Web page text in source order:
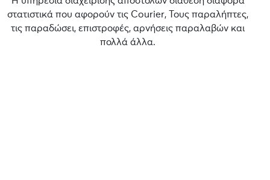
στατιστικά που αφορούν τις Courier, Τους παραλήπτες,
τις παραδώσει, επιστροφές, αρνήσεις παραλαβών και
πολλά άλλα.